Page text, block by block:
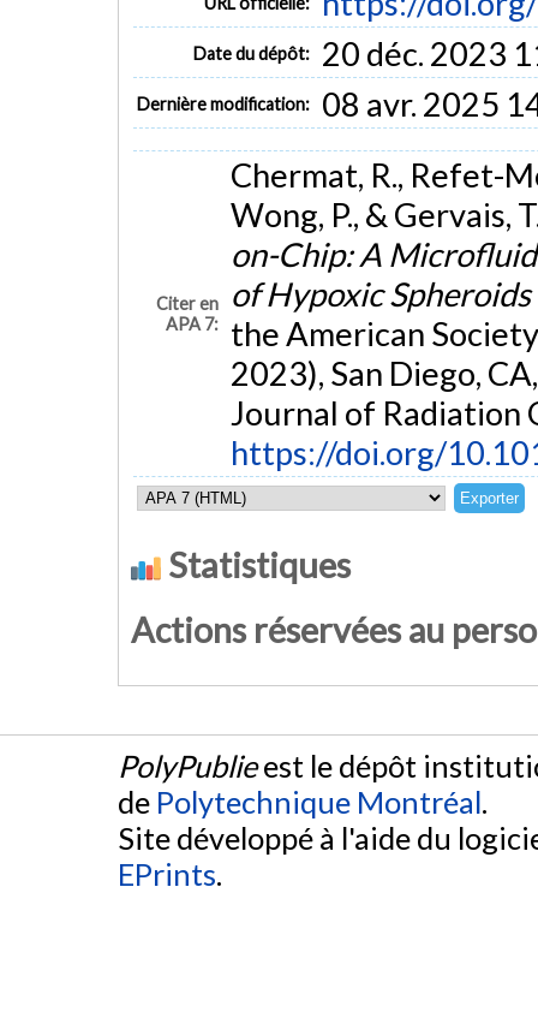
Date du dépôt: 20 déc. 2023
Dernière modification: 08 avr. 2025
Citer en
APA 7:
Chermat, R., Refet-
Wong, P., & Gervais,
on-Chip: A
of Hypoxic Spheroids
the American
2023), San Diego,
Journal of Radiation
https://doi.org/
Statistiques
Actions réservées au
PolyPublieest le dépôt
de Polytechnique Montréal.
Site développé à l'aide du
EPrints.